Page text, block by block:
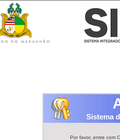
Sistema
Por favor, entre com